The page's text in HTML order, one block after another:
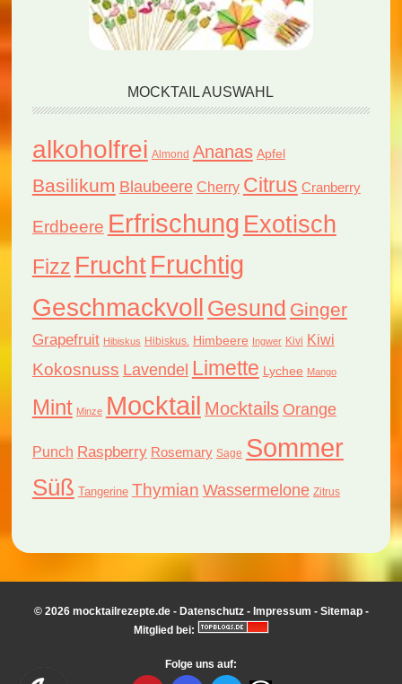
MOCKTAIL AUSWAHL
alkoholfrei Almond Ananas Apfel
Basilikum Blaubeere Cherry Citrus Cranberry
Erdbeere Erfrischung Exotisch
Fizz FruchtFruchtig
Geschmackvoll Gesund Ginger
Grapefruit Hibiskus Hibiskus. Himbeere Ingwer Kivi Kiwi
Kokosnuss Lavendel Limette Lychee Mango
Mint Minze Mocktail Mocktails Orange
Punch Raspberry Rosemary Sage Sommer
Süß Tangerine Thymian Wassermelone Zitrus
© 2026 mocktailrezepte.de - Datenschutz- Impressum - Sitemap-
Mitglied bei:
Folge uns auf: